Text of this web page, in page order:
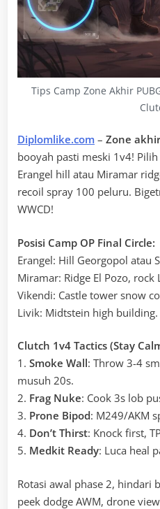
Tips Camp Zone Akhir
Diplomlike.com – Zone
booyah pasti meski 1v4!
Erangel hill atau Miramar
recoil spray 100 peluru.
WWCD!
Posisi Camp OP Final Circle:
Erangel: Hill Georgopol atau
Miramar: Ridge El Pozo, rock
Vikendi: Castle tower snow
Livik: Midtstein high building.
Clutch 1v4 Tactics (Stay
1. Smoke Wall: Throw 3-4
musuh 20s.
2. Frag Nuke: Cook 3s lob
3. Prone Bipod: M249/AKM
4. Don’t Thirst: Knock first,
5. Medkit Ready: Luca heal
Rotasi awal phase 2, hindari
peek dodge AWM, drone